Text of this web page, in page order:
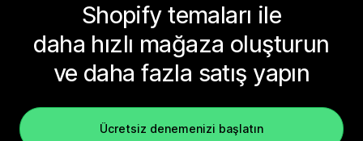
Shopify temaları ile
daha hızlı mağaza oluşturun
ve daha fazla satış yapın
Ücretsiz denemenizi başlatın